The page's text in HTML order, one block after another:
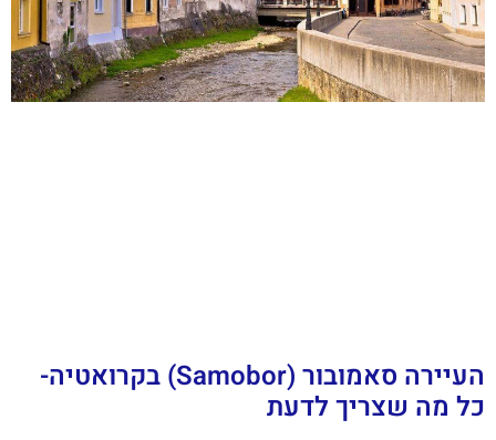
העיירה סאמובור (Samobor) בקרואטיה-
כל מה שצריך לדעת